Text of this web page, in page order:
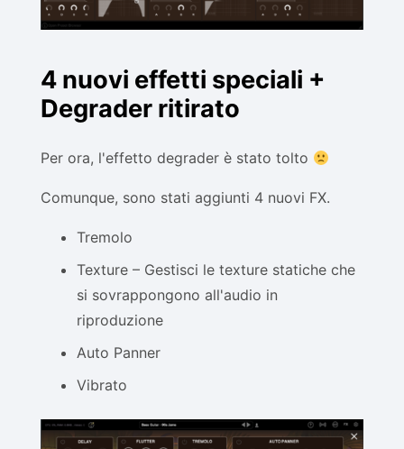
4 nuovi effetti speciali +
Degrader ritirato
Per ora, l'effetto degrader è stato tolto
Comunque, sono stati aggiunti 4 nuovi FX.
Tremolo
Texture – Gestisci le texture statiche che
si sovrappongono all'audio in
riproduzione
Auto Panner
Vibrato